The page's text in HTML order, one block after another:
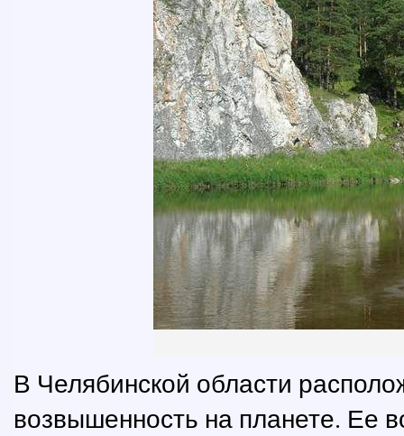
В Челябинской области
возвышенность на планете. Ее